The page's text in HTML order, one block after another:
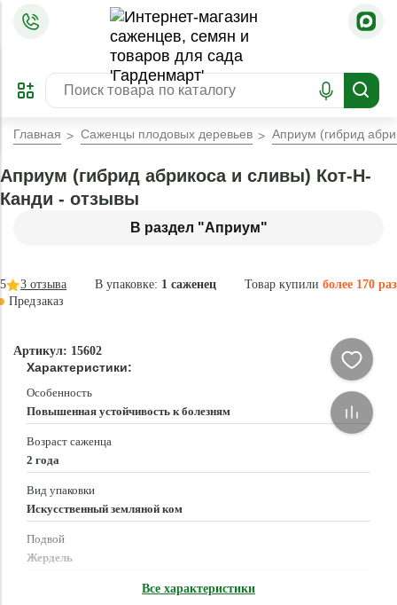
ПРЕДЗАКАЗ
ЗАБРОНИРОВАТЬ
ЛУЧШЕЕ
Главная Саженцы плодовых деревьев Априум (гибрид
В раздел "Априум"
Априум (гибрид абрикоса и сливы) Кот-Н-
Канди - отзывы
В упаковке: 1 саженец Товар купили более 170 раз
5 3 отзыва
Предзаказ
Артикул: 15602
Характеристики:
Особенность
Повышенная устойчивость к болезням
Возраст саженца
2 года
Вид упаковки
Искусственный земляной ком
Подвой
Жердель
Все характеристики